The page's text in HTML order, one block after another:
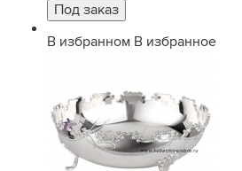
В избранном В избранное